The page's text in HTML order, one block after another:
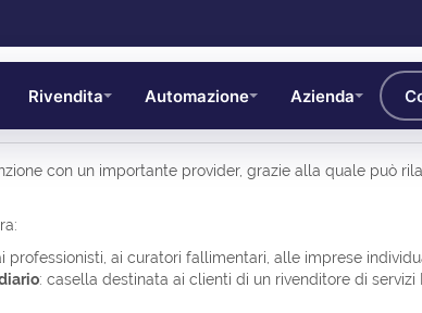
Rivendita Automazione Azienda
con un importante provider, grazie alla quale può
professionisti, ai curatori fallimentari, alle imprese
: casella destinata ai clienti di un rivenditore di